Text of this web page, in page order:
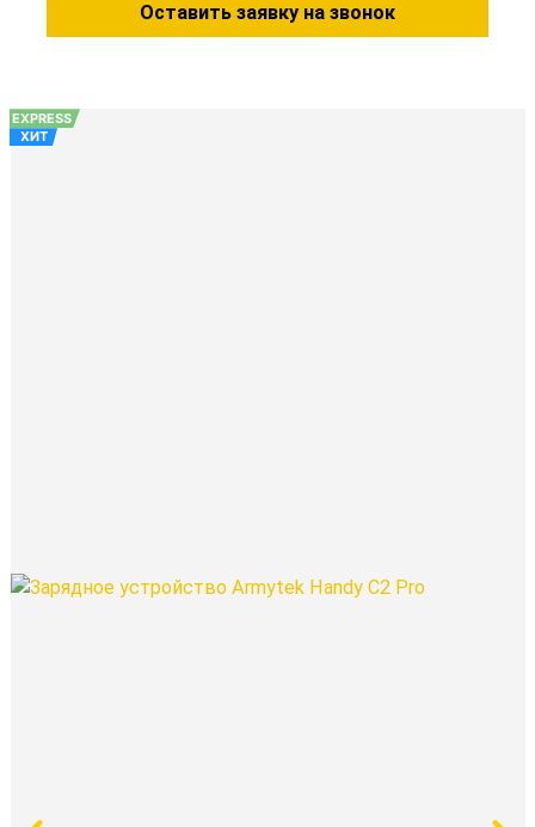
Оставить заявку на звонок
EXPRESS
ХИТ